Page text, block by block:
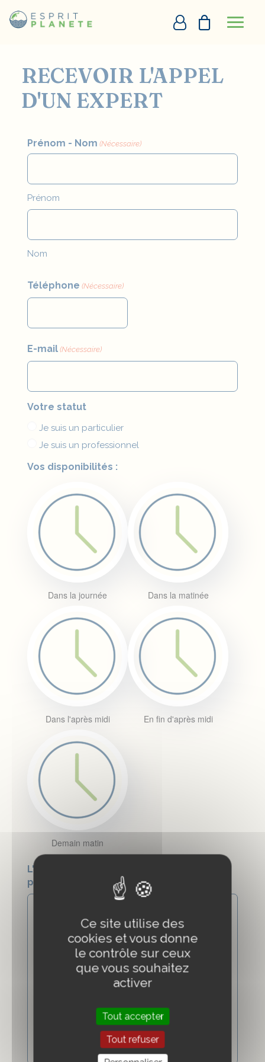
PERSONNALISATION EN LIGNE
DEVIS
Demande d’appel
RECEVOIR L'APPEL
D'UN EXPERT
Prénom - Nom (Nécessaire)
Prénom
Nom
Téléphone (Nécessaire)
E-mail (Nécessaire)
Votre statut
Je suis un particulier
Je suis un professionnel
Vos disponibilités :
Dans la journée Dans la matinée
Dans l'après midi En fin d'après midi
Demain matin
L'équipe a hâte d'en savoir plus sur votre
projet
Ce site utilise des
cookies et vous donne
le contrôle sur ceux
que vous souhaitez
activer
Tout accepter
Tout refuser